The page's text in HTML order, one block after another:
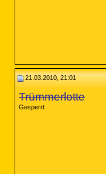
21.03.2010, 21:01
Trümmerlotte
Gesperrt